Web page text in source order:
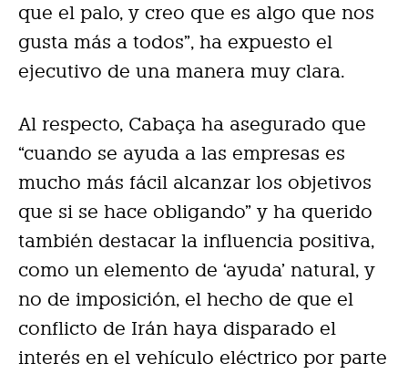
que el palo, y creo que es algo que nos
gusta más a todos”, ha expuesto el
ejecutivo de una manera muy clara.
Al respecto, Cabaça ha asegurado que
“cuando se ayuda a las empresas es
mucho más fácil alcanzar los objetivos
que si se hace obligando” y ha querido
también destacar la influencia positiva,
como un elemento de ‘ayuda’ natural, y
no de imposición, el hecho de que el
conflicto de Irán haya disparado el
interés en el vehículo eléctrico por parte